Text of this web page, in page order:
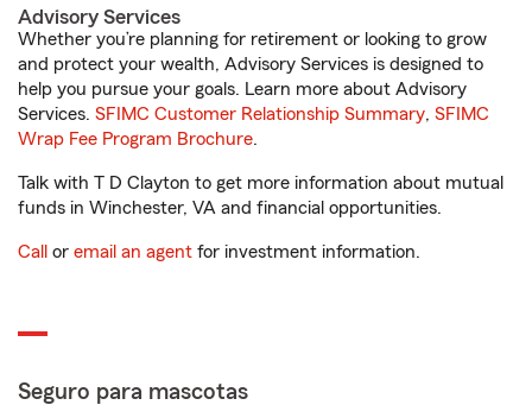
Advisory Services
Whether you’re planning for retirement or looking to grow
and protect your wealth, Advisory Services is designed to
help you pursue your goals. Learn more about Advisory
Services. SFIMC Customer Relationship Summary, SFIMC
Wrap Fee Program Brochure.
Talk with T D Clayton to get more information about mutual
funds in Winchester, VA and financial opportunities.
Call or email an agent for investment information.
Seguro para mascotas